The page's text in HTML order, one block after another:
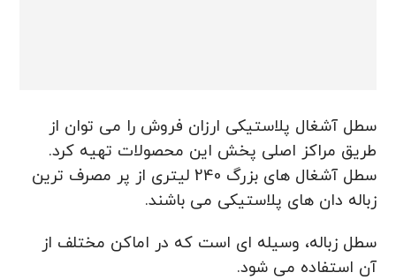
سطل آشغال پلاستیکی ارزان فروش را می توان از
طریق مراکز اصلی پخش این محصولات تهیه کرد.
سطل آشغال های بزرگ 240 لیتری از پر مصرف ترین
زباله دان های پلاستیکی می باشند.
سطل زباله، وسیله ای است که در اماکن مختلف از
آن استفاده می شود.